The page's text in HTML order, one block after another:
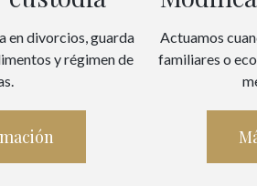
en divorcios, guarda
y régimen de
Actuamos
familiares o